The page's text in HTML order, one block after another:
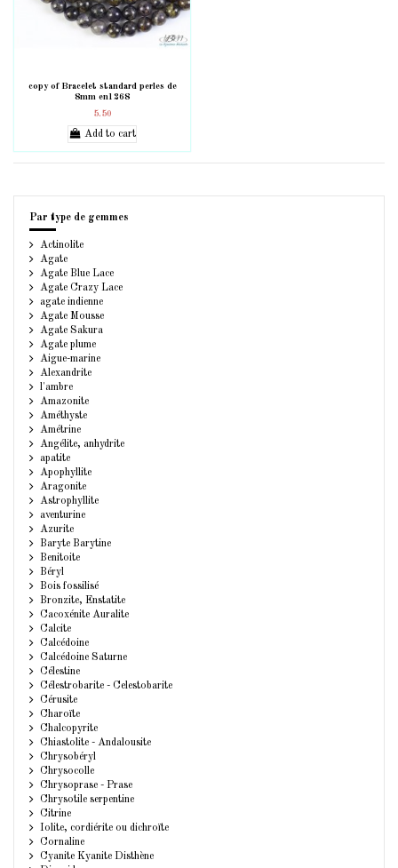
copy of Bracelet standard perles de
8mm en1268
5.50
Add to cart
Par type de gemmes
Actinolite
Agate
Agate Blue Lace
Agate Crazy Lace
agate indienne
Agate Mousse
Agate Sakura
Agate plume
Aigue-marine
Alexandrite
l'ambre
Amazonite
Améthyste
Amétrine
Angélite, anhydrite
apatite
Apophyllite
Aragonite
Astrophyllite
aventurine
Azurite
Baryte Barytine
Benitoite
Béryl
Bois fossilisé
Bronzite, Enstatite
Cacoxénite Auralite
Calcite
Calcédoine
Calcédoine Saturne
Célestine
Célestrobarite - Celestobarite
Cérusite
Charoïte
Chalcopyrite
Chiastolite - Andalousite
Chrysobéryl
Chrysocolle
Chrysoprase - Prase
Chrysotile serpentine
Citrine
Iolite, cordiérite ou dichroïte
Cornaline
Cyanite Kyanite Disthène